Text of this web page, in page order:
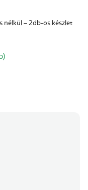
nélkül – 2db-os készlet